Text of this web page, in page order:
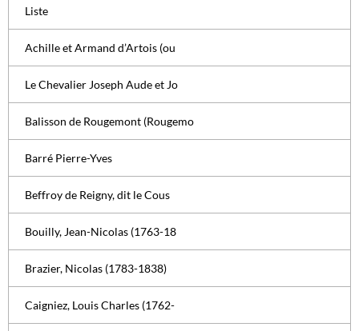
Liste
Achille et Armand d’Artois (ou
Le Chevalier Joseph Aude et Jo
Balisson de Rougemont (Rougemo
Barré Pierre-Yves
Beffroy de Reigny, dit le Cous
Bouilly, Jean-Nicolas (1763-18
Brazier, Nicolas (1783-1838)
Caigniez, Louis Charles (1762-